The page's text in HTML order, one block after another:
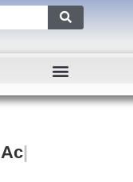
Acidez Bucal